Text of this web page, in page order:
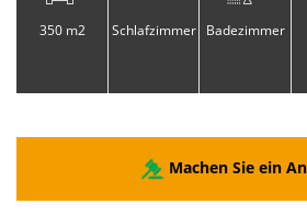
350 m2 Schlafzimmer Badezimmer
Machen Sie ein